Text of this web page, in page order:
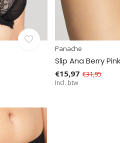
Panache
Slip Ana Berry
€15,97 €31,95
Incl. btw